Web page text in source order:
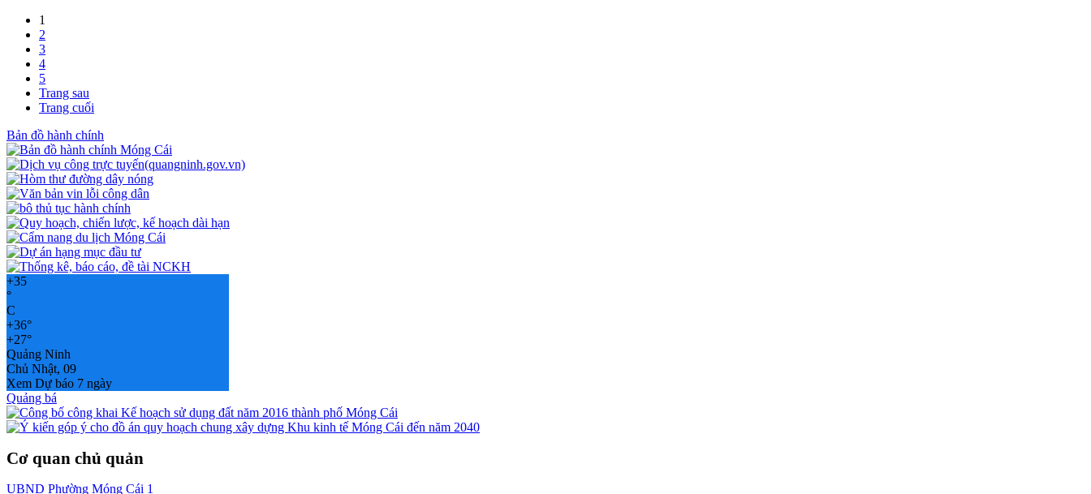
1
2
3
4
5
Trang sau
Trang cuối
Bản đồ hành chính
+35
°
C
+36°
+27°
Quảng Ninh
Chủ Nhật, 09
Xem Dự báo 7 ngày
Quảng bá
Cơ quan chủ quản
UBND Phường Móng Cái 1